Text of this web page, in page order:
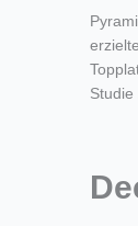
Studie